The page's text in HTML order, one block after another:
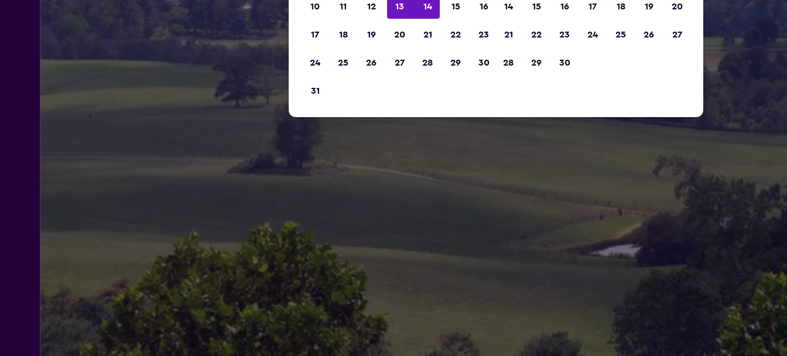
10 11 12 13 14 15 16
17 18 19 20 21 22 23
24 25 26 27 28 29 30
31
14 15 16 17 18 19 20
21 22 23 24 25 26 27
28 29 30